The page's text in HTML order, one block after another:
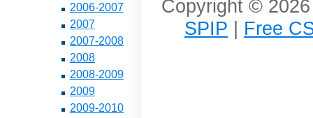
2006-2007
2007
2007-2008
2008
2008-2009
2009
2009-2010
Copyright ©
SPIP | Free